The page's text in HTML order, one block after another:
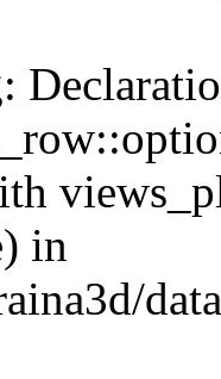
in